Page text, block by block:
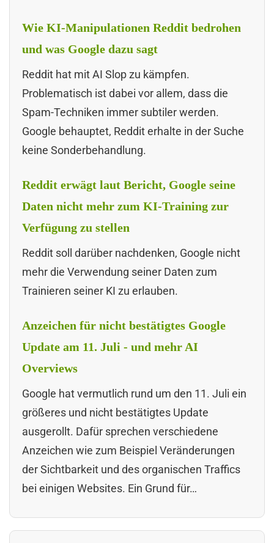
Wie KI-Manipulationen Reddit bedrohen
und was Google dazu sagt
Reddit hat mit AI Slop zu kämpfen.
Problematisch ist dabei vor allem, dass die
Spam-Techniken immer subtiler werden.
Google behauptet, Reddit erhalte in der Suche
keine Sonderbehandlung.
Reddit erwägt laut Bericht, Google seine
Daten nicht mehr zum KI-Training zur
Verfügung zu stellen
Reddit soll darüber nachdenken, Google nicht
mehr die Verwendung seiner Daten zum
Trainieren seiner KI zu erlauben.
Anzeichen für nicht bestätigtes Google
Update am 11. Juli - und mehr AI
Overviews
Google hat vermutlich rund um den 11. Juli ein
größeres und nicht bestätigtes Update
ausgerollt. Dafür sprechen verschiedene
Anzeichen wie zum Beispiel Veränderungen
der Sichtbarkeit und des organischen Traffics
bei einigen Websites. Ein Grund für…